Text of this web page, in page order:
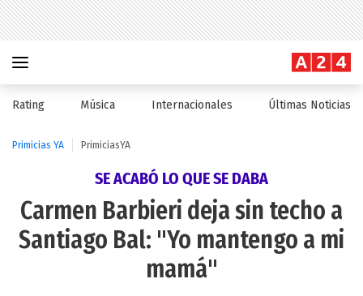
Rating Música Internacionales Últimas Noticias
Primicias YA PrimiciasYA
SE ACABÓ LO QUE SE DABA
Carmen Barbieri deja sin techo a
Santiago Bal: "Yo mantengo a mi
mamá"